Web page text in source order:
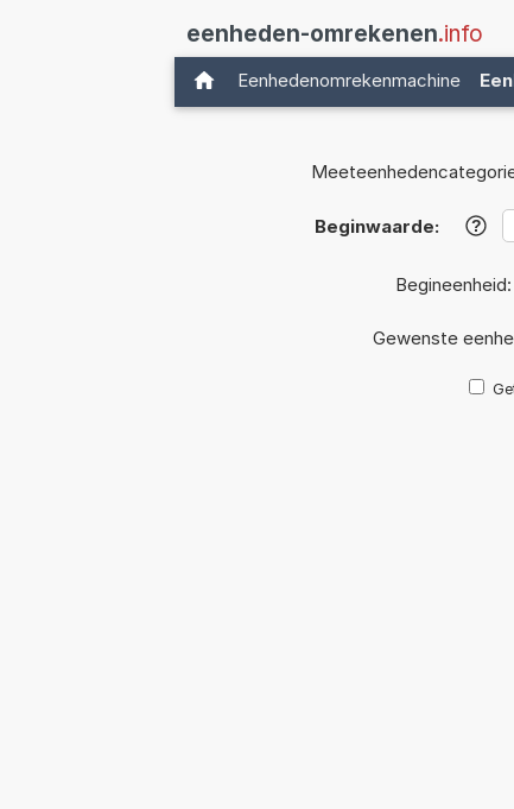
eenheden-omrekenen.info
Eenhedenomrekenmachine
Beginwaarde: ?
Begineenheid:
Gewenste